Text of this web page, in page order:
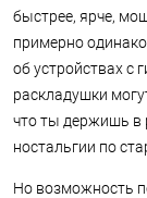
быстрее, ярче,
примерно
об устройствах с
раскладушки
что ты держишь в
ностальгии по
Но возможность